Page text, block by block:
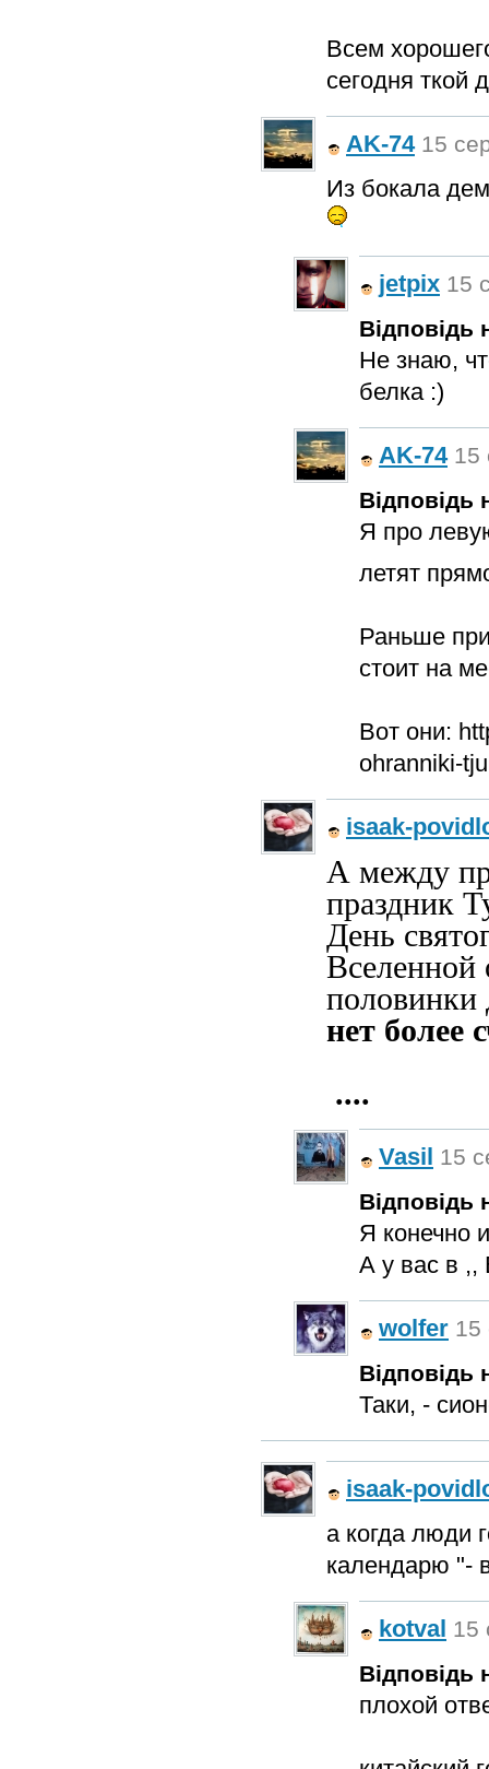
Всем
сегодня ткой
AK-74 15
Из бокала
jetpix 15
Відповідь
Не знаю,
белка :)
AK-74 15
Відповідь
Я про
летят
Раньше
стоит на
Вот они:
ohranniki-
isaak-
А между
праздник
День
Вселенной
нет более
....
Vasil 15
Відповідь
Я конечно
А у вас в ,,
wolfer 15
Відповідь
Таки, -
isaak-
а когда люди
календарю "-
kotval 15
Відповідь
плохой